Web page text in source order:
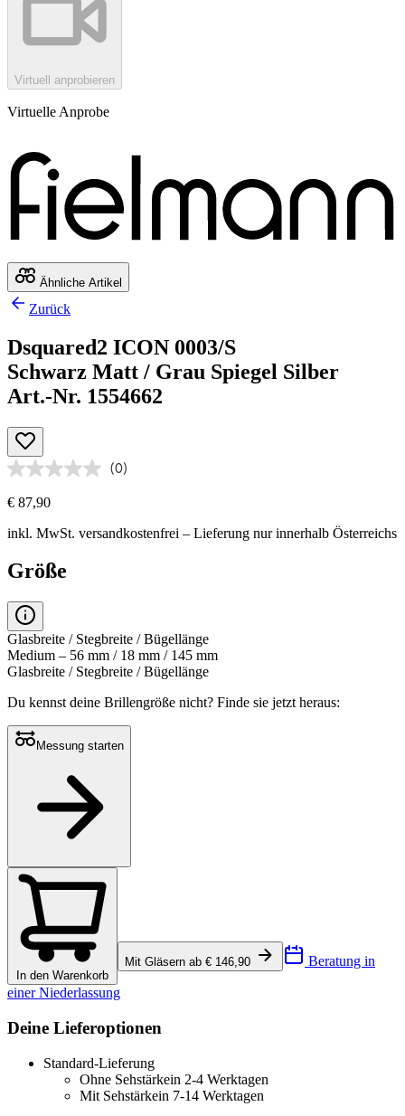
Virtuell anprobieren
Virtuelle Anprobe
Ähnliche Artikel
Zurück
Dsquared2 ICON 0003/S
Schwarz Matt / Grau Spiegel Silber
Art.-Nr. 1554662
(0)
€ 87,90
inkl. MwSt. versandkostenfrei – Lieferung nur innerhalb Österreichs
Größe
Glasbreite / Stegbreite / Bügellänge
Medium – 56 mm / 18 mm / 145 mm
Glasbreite / Stegbreite / Bügellänge
Du kennst deine Brillengröße nicht? Finde sie jetzt heraus:
Messung starten
In den Warenkorb
Mit Gläsern ab € 146,90 Beratung in
einer Niederlassung
Deine Lieferoptionen
Standard-Lieferung
Ohne Sehstärkein 2-4 Werktagen
Mit Sehstärkein 7-14 Werktagen